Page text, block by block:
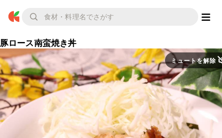
豚ロース南蛮焼き丼
ミュートを解除